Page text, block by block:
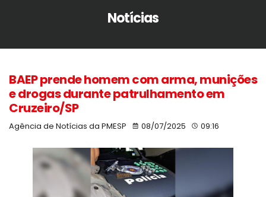
Notícias
BAEP prende homem com arma, munições
e drogas durante patrulhamento em
Cruzeiro/SP
Agência de Notícias da PMESP 08/07/2025 09:16